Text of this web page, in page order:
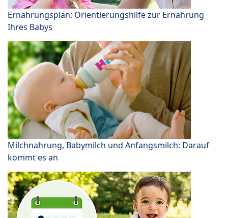
Ernährungsplan: Orientierungshilfe zur Ernährung
Ihres Babys
Milchnahrung, Babymilch und Anfangsmilch: Darauf
kommt es an